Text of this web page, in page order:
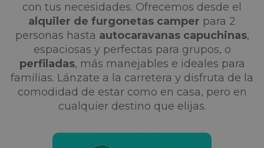
con tus necesidades. Ofrecemos desde el
alquiler de furgonetas camper para 2
personas hasta autocaravanas capuchinas,
espaciosas y perfectas para grupos, o
perfiladas, más manejables e ideales para
familias. Lánzate a la carretera y disfruta de la
comodidad de estar como en casa, pero en
cualquier destino que elijas.